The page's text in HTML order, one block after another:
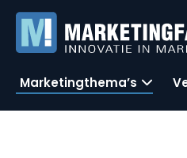
Marketingthema’s